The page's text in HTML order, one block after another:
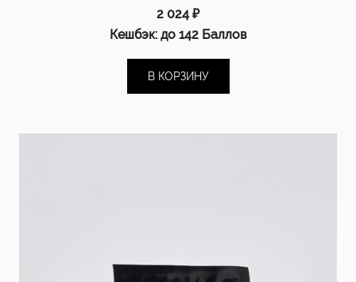
2 024 ₽
Кешбэк: до 142 Баллов
В КОРЗИНУ